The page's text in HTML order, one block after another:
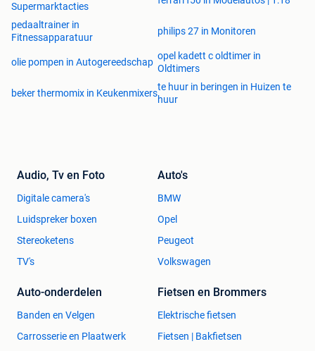
Supermarktacties
pedaaltrainer in
Fitnessapparatuur
philips 27 in Monitoren
olie pompen in Autogereedschap
opel kadett c oldtimer in
Oldtimers
beker thermomix in Keukenmixers
te huur in beringen in Huizen te
huur
Audio, Tv en Foto
Digitale camera's
Luidspreker boxen
Stereoketens
TV's
Auto's
BMW
Opel
Peugeot
Volkswagen
Auto-onderdelen
Banden en Velgen
Carrosserie en Plaatwerk
Fietsen en Brommers
Elektrische fietsen
Fietsen | Bakfietsen